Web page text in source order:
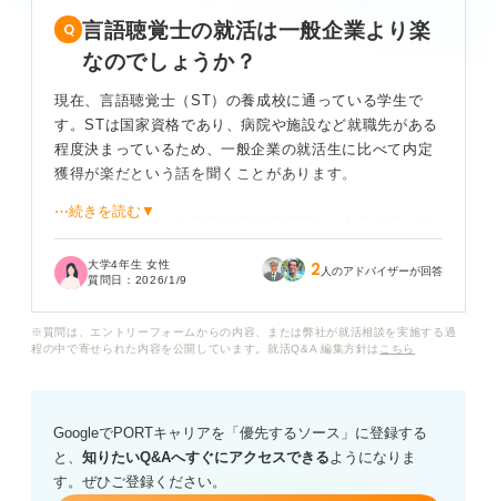
言語聴覚士の就活は一般企業より楽
なのでしょうか？
現在、言語聴覚士（ST）の養成校に通っている学生で
す。STは国家資格であり、病院や施設など就職先がある
程度決まっているため、一般企業の就活生に比べて内定
獲得が楽だという話を聞くことがあります。
しかし、希望する大病院や急性期病院など人気の高い施
き門ではないかと不安です。
社もの面接が必要ない分、病院ごとの試験や専門的な面
戦略や、一般企業と並行して就活を進める場合のメリッ
ト・デメリットについてもアドバイスをいただけると助
かります。
⋯続きを読む▼
大学4年生 女性
質問日： 2026/1/9 2 人のアドバイザーが回答
※質問は、エントリーフォームからの内容、または弊社が就活相談を実施する過
程の中で寄せられた内容を公開しています。就活Q&A 編集方針は こちら
GoogleでPORTキャリアを「優先するソース」に登録する
と、 知りたいQ&Aへすぐにアクセスできるようになりま
す。ぜひご登録ください。